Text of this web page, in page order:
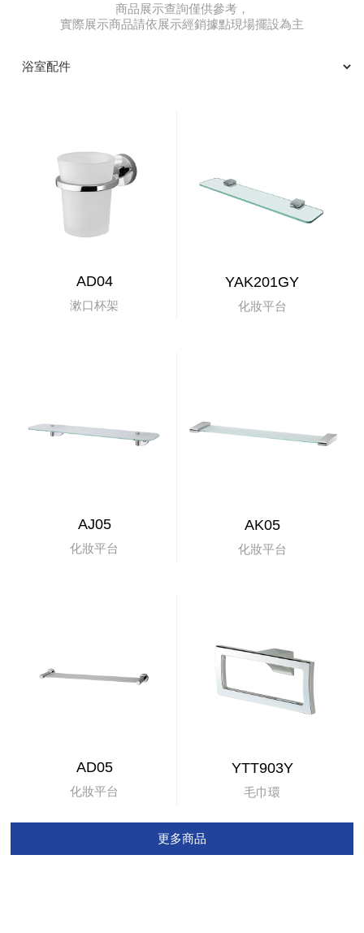
商品展示查詢僅供參考，
實際展示商品請依展示經銷據點現場擺設為主
AD04
漱口杯架
YAK201GY
化妝平台
AJ05
化妝平台
AK05
化妝平台
AD05
化妝平台
YTT903Y
毛巾環
更多商品